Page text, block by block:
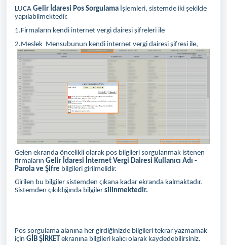
LUCA Gelir İdaresi Pos Sorgulama İşlemleri, sistemde iki şekilde
yapılabilmektedir.
1.Firmaların kendi internet vergi dairesi şifreleri ile
2.Meslek Mensubunun kendi internet vergi dairesi şifresi ile,
Gelen ekranda öncelikli olarak pos bilgileri sorgulanmak istenen
firmaların Gelir İdaresi İnternet Vergi Dairesi Kullanıcı Adı -
Parola ve Şifre bilgileri girilmelidir.
Girilen bu bilgiler sistemden çıkana kadar ekranda kalmaktadır.
Sistemden çıkıldığında bilgiler silinmektedir.
Pos sorgulama alanına her girdiğinizde bilgileri tekrar yazmamak
için GİB ŞİRKET ekranına bilgileri kalıcı olarak kaydedebilirsiniz.